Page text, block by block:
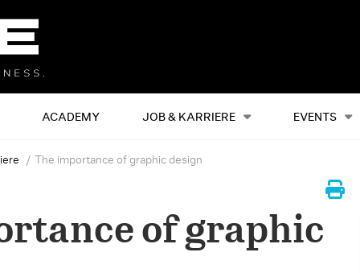
ACADEMY JOB & KARRIERE EVENTS
Alles Events
The importance of graphic design
of graphic